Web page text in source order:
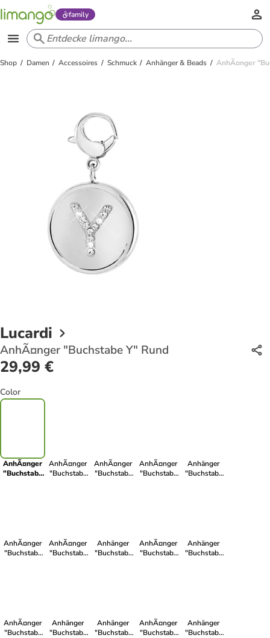
family
Shop Damen Accessoires Schmuck Anhänger & Beads AnhÃ¤nger
Lucardi
AnhÃ¤nger "Buchstabe Y" Rund
29,99 €
Color
AnhÃ¤nger
"Buchstabe
AnhÃ¤nger
"Buchstabe
AnhÃ¤nger
"Buchstabe
AnhÃ¤nger
"Buchstabe
Anhänger
"Buchstabe
AnhÃ¤nger
"Buchstabe
AnhÃ¤nger
"Buchstabe
Anhänger
"Buchstabe
AnhÃ¤nger
"Buchstabe
Anhänger
"Buchstabe
AnhÃ¤nger
"Buchstabe
Anhänger
"Buchstabe
Anhänger
"Buchstabe
AnhÃ¤nger
"Buchstabe
Anhänger
"Buchstabe